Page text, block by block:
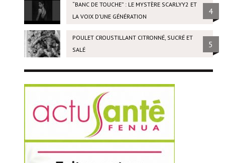
“BANC DE TOUCHE” : LE MYSTÈRE SCARLYY2 ET
LA VOIX D’UNE GÉNÉRATION
4
POULET CROUSTILLANT CITRONNÉ, SUCRÉ ET
SALÉ
5